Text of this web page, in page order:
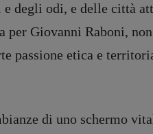
degli odi, e delle città
per Giovanni Raboni,
passione etica e
di uno schermo